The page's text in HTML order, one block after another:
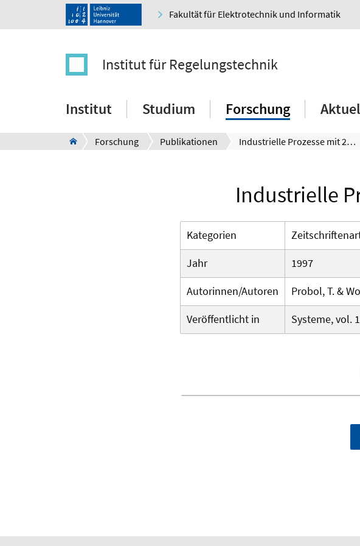
Fakultät für Elektrotechnik und Informatik
Institut für Regelungstechnik
Institut Studium Forschung
Forschung Publikationen Industrielle Prozesse mit 20KHz regeln
Industrielle
Kategorien
Jahr
1997
Autorinnen/Autoren
Probol, T. &
Veröffentlicht in
Systeme, vol.